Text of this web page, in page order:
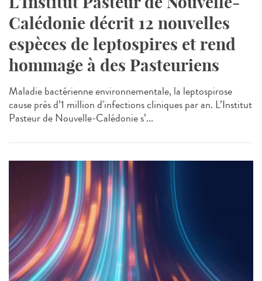
Calédonie décrit 12 nouvelles
espèces de leptospires et rend
hommage à des Pasteuriens
Maladie bactérienne environnementale, la leptospirose
cause près d’1 million d'infections cliniques par an. L’Institut
Pasteur de Nouvelle-Calédonie s’...